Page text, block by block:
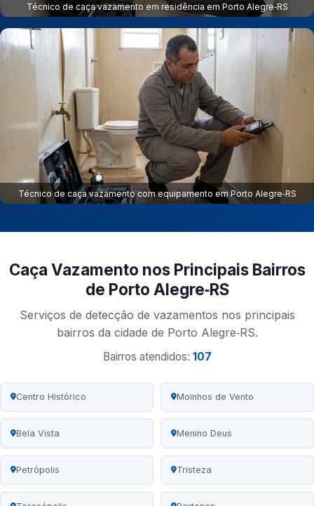
Técnico de caça vazamento em residência em Porto Alegre‑RS
Técnico de caça vazamento com equipamento em Porto Alegre‑RS
Caça Vazamento nos Principais Bairros
de Porto Alegre‑RS
Serviços de detecção de vazamentos nos principais
bairros da cidade de Porto Alegre‑RS.
Bairros atendidos: 107
Centro Histórico Moinhos de Vento
Bela Vista Menino Deus
Petrópolis Tristeza